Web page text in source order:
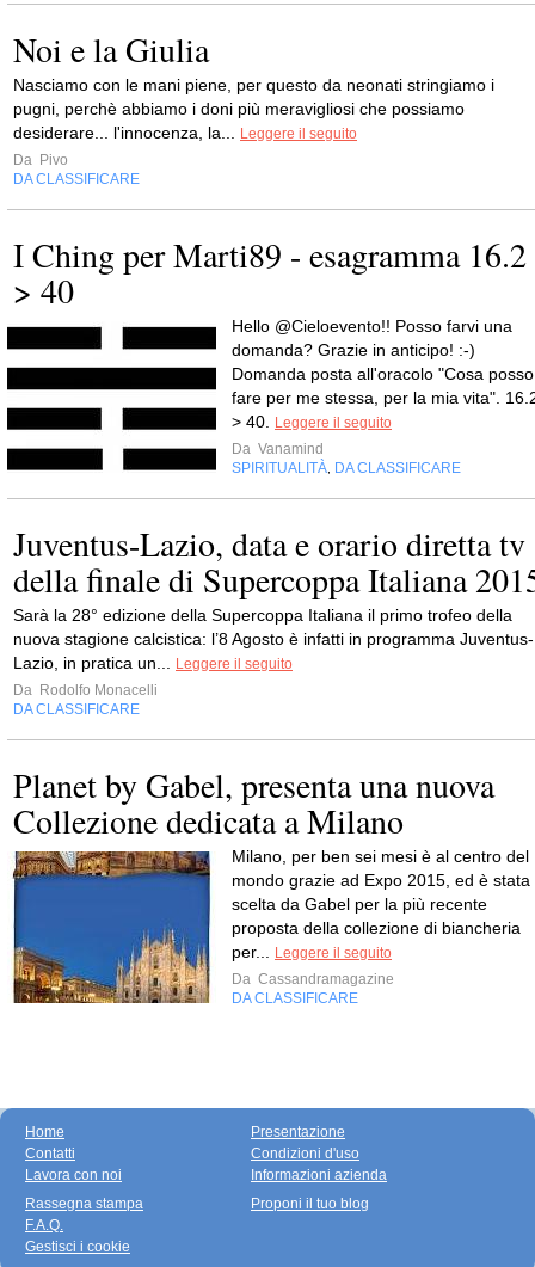
Noi e la Giulia
Nasciamo con le mani piene, per questo da neonati stringiamo i
pugni, perchè abbiamo i doni più meravigliosi che possiamo
desiderare... l'innocenza, la...
Leggere il seguito
Da Pivo
DA CLASSIFICARE
I Ching per Marti89 - esagramma 16.2
> 40
Hello @Cieloevento!! Posso farvi una
domanda? Grazie in anticipo! :-)
Domanda posta all'oracolo "Cosa posso
fare per me stessa, per la mia vita".
> 40.
Leggere il seguito
Da Vanamind
SPIRITUALITÀ DA CLASSIFICARE
Juventus-Lazio, data e orario diretta tv
della finale di Supercoppa Italiana
Sarà la 28° edizione della Supercoppa Italiana il primo trofeo della
nuova stagione calcistica: l’8 Agosto è infatti in programma Juventus-
Lazio, in pratica un...
Leggere il seguito
Da Rodolfo Monacelli
DA CLASSIFICARE
Planet by Gabel, presenta una nuova
Collezione dedicata a Milano
Milano, per ben sei mesi è al centro del
mondo grazie ad Expo 2015, ed è stata
scelta da Gabel per la più recente
proposta della collezione di biancheria
per...
Leggere il seguito
Da Cassandramagazine
DA CLASSIFICARE
Home
Contatti
Lavora con noi
Presentazione
Condizioni d'uso
Informazioni azienda
Rassegna stampa
F.A.Q.
Gestisci i cookie
Proponi il tuo blog